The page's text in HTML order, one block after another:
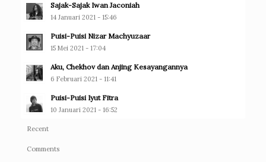
Sajak-Sajak Iwan Jaconiah
14 Januari 2021 - 15:46
Puisi-Puisi Nizar Machyuzaar
15 Mei 2021 - 17:04
Aku, Chekhov dan Anjing Kesayangannya
6 Februari 2021 - 11:41
Puisi-Puisi Iyut Fitra
10 Januari 2021 - 16:52
Recent
Comments